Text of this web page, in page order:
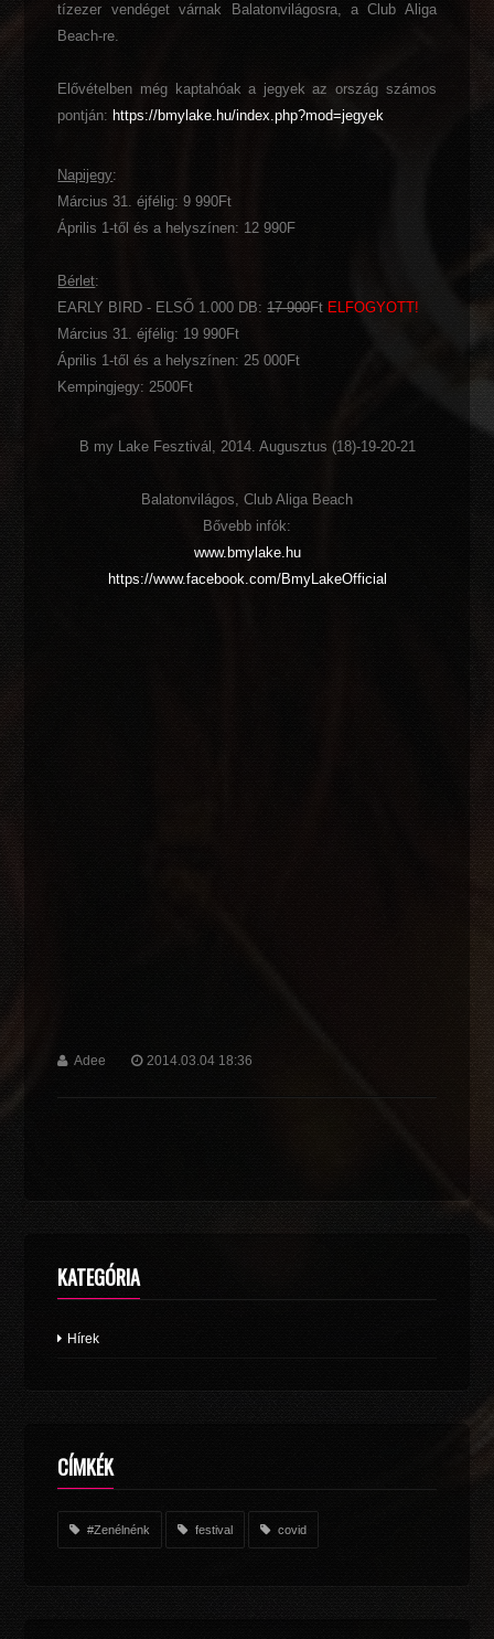
tízezer vendéget várnak Balatonvilágosra, a Club Aliga
Beach-re.
Elővételben még kaptahóak a jegyek az ország számos
pontján: https://bmylake.hu/index.php?mod=jegyek
Napijegy:
Március 31. éjfélig: 9 990Ft
Április 1-től és a helyszínen: 12 990F
Bérlet:
EARLY BIRD - ELSŐ 1.000 DB:17 900Ft ELFOGYOTT!
Március 31. éjfélig: 19 990Ft
Április 1-től és a helyszínen: 25 000Ft
Kempingjegy: 2500Ft
B my Lake Fesztivál, 2014. Augusztus (18)-19-20-21
Balatonvilágos, Club Aliga Beach
Bővebb infók:
www.bmylake.hu
https://www.facebook.com/BmyLakeOfficial
Adee 2014.03.04 18:36
KATEGÓRIA
Hírek
CÍMKÉK
#Zenélnénk festival covid